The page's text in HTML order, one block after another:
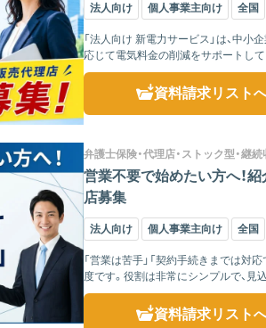
法人向け 個人事業主向け 全国
「法人向け 新電力サービス」は、中
応じて電気料金の削減をサポートし
品質を維持した...
資料請求リスト
弁護士保険・代理店・ストック型・継
営業不要で始めたい方へ！
店募集
法人向け 個人事業主向け 全国
「営業は苦手」「契約手続きまでは
度です。役割は非常にシンプルで、見
が担当します。 ...
資料請求リスト